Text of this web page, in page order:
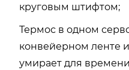
круговым штифтом;
Термос в одном
конвейерном ленте
умирает для